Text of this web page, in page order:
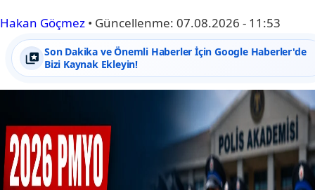
Hakan Göçmez • Güncellenme: 07.08.2026 - 11:53
Son Dakika ve Önemli Haberler İçin Google Haberler'de
Bizi Kaynak Ekleyin!